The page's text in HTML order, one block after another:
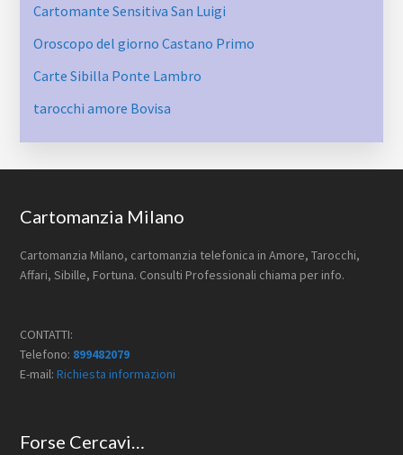
Cartomante Sensitiva San Luigi
Oroscopo del giorno Castano Primo
Carte Sibilla Ponte Lambro
tarocchi amore Bovisa
Footer
Cartomanzia Milano
Cartomanzia Milano, cartomanzia telefonica in Amore, Tarocchi,
Affari, Sibille, Fortuna. Consulti Professionali chiama per info.
CONTATTI:
Telefono: 899482079
E-mail:Richiesta informazioni
Forse Cercavi…